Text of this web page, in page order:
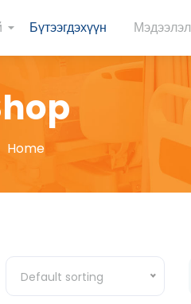
Бүтээгдэхүүн Мэдээлэл
Home
Default sorting